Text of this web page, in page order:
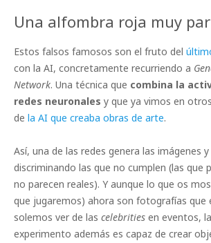
Una alfombra roja muy
Estos falsos famosos son el fruto del
con la AI, concretamente recurriendo a
Network. Una técnica que combina la
redes neuronales y que ya vimos en
de la AI que creaba obras de arte.
Así, una de las redes genera las imágenes
discriminando las que no cumplen (las que
no parecen reales). Y aunque lo que os
que jugaremos) ahora son fotografías que
solemos ver de las celebrities en eventos,
experimento además es capaz de crear